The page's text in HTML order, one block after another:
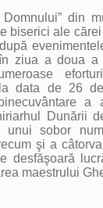
Domnului” din
biserici ale
ziua a doua a
data de 26
a
Dunării
unui sobor
şi a
desfăşoară
maestrului